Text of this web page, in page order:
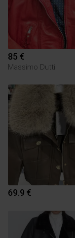
85 €
Massimo Dutti
69.9 €